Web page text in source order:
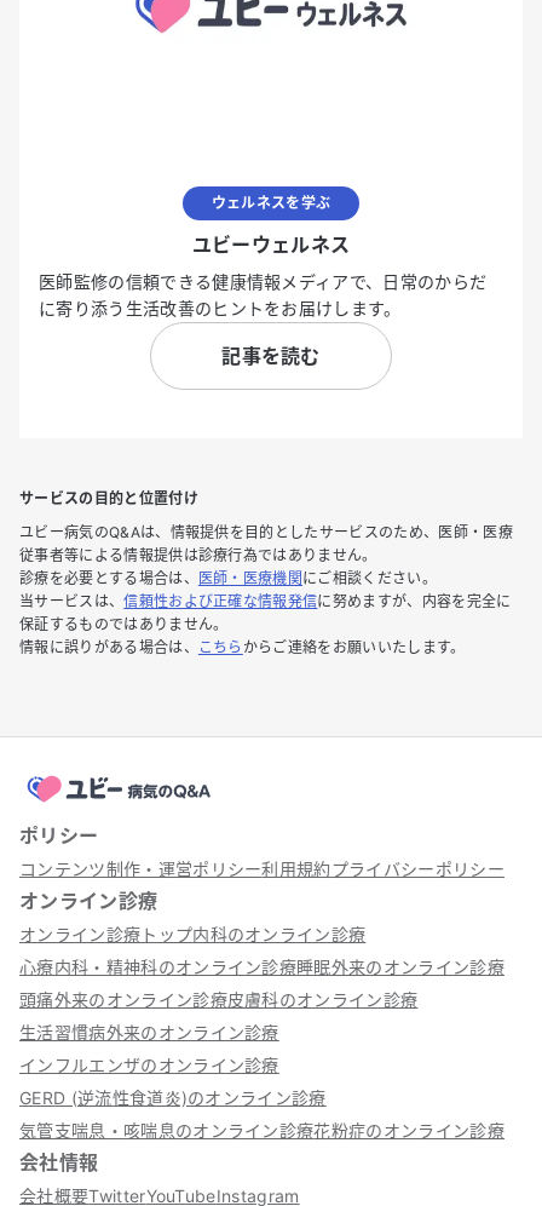
ウェルネスを学ぶ
ユビーウェルネス
医師監修の信頼できる健康情報メディアで、日常のからだ
に寄り添う生活改善のヒントをお届けします。
記事を読む
サービスの目的と位置付け
ユビー病気のQ&Aは、情報提供を目的としたサービスのため、医師・医療
従事者等による情報提供は診療行為ではありません。
診療を必要とする場合は、
医師・医療機関 にご相談ください。
当サービスは、信頼性および正確な情報発信に努めますが、内容を完全に
保証するものではありません。
情報に誤りがある場合は、
こちら からご連絡をお願いいたします。
ポリシー
コンテンツ制作・運営ポリシー利用規約プライバシーポリシー
オンライン診療
オンライン診療トップ内科のオンライン診療
心療内科・精神科のオンライン診療睡眠外来のオンライン診療
頭痛外来のオンライン診療皮膚科のオンライン診療
生活習慣病外来のオンライン診療
インフルエンザのオンライン診療
GERD (逆流性食道炎)のオンライン診療
気管支喘息・咳喘息のオンライン診療花粉症のオンライン診療
会社情報
会社概要TwitterYouTubeInstagram